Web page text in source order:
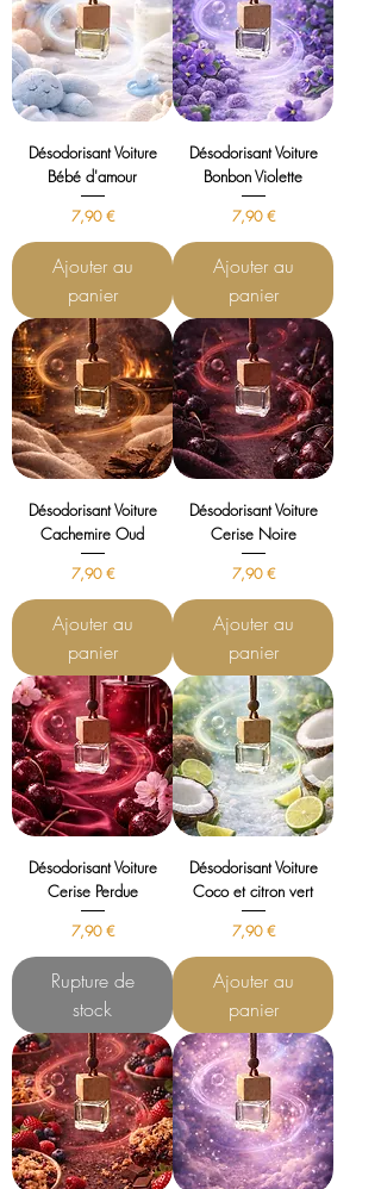
Désodorisant Voiture
Bébé d'amour
Prix
7,90 €
Ajouter au
panier
Désodorisant Voiture
Bonbon Violette
Prix
7,90 €
Ajouter au
panier
Désodorisant Voiture
Cachemire Oud
Prix
7,90 €
Ajouter au
panier
Désodorisant Voiture
Cerise Noire
Prix
7,90 €
Ajouter au
panier
Désodorisant Voiture
Cerise Perdue
Prix
7,90 €
Rupture de
stock
Désodorisant Voiture
Coco et citron vert
Prix
7,90 €
Ajouter au
panier